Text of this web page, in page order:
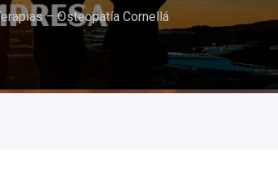
– Osteopatía Cornellá